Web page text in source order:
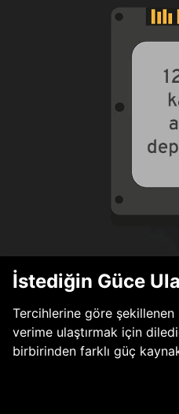
İstediğin Güce
Tercihlerine göre şekillenen
verime ulaştırmak için
birbirinden farklı güç